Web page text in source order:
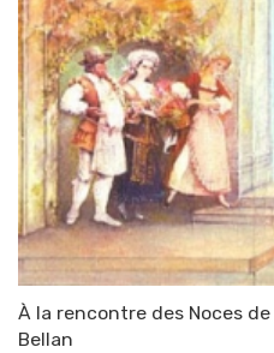
À la rencontre des Noces
Bellan